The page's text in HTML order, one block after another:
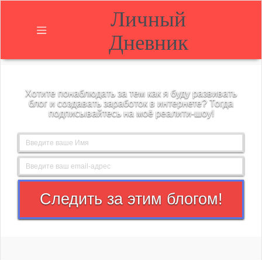
О
блоге
Блог
Контакты
Личный
Дневник
Хотите понаблюдать за тем как я буду развивать
блог и создавать заработок в интернете? Тогда
подписывайтесь на моё реалити-шоу!